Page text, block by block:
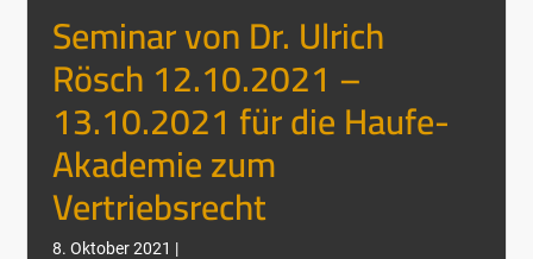
Seminar von Dr. Ulrich
Rösch 12.10.2021 –
13.10.2021 für die Haufe-
Akademie zum
Vertriebsrecht
8. Oktober 2021 |